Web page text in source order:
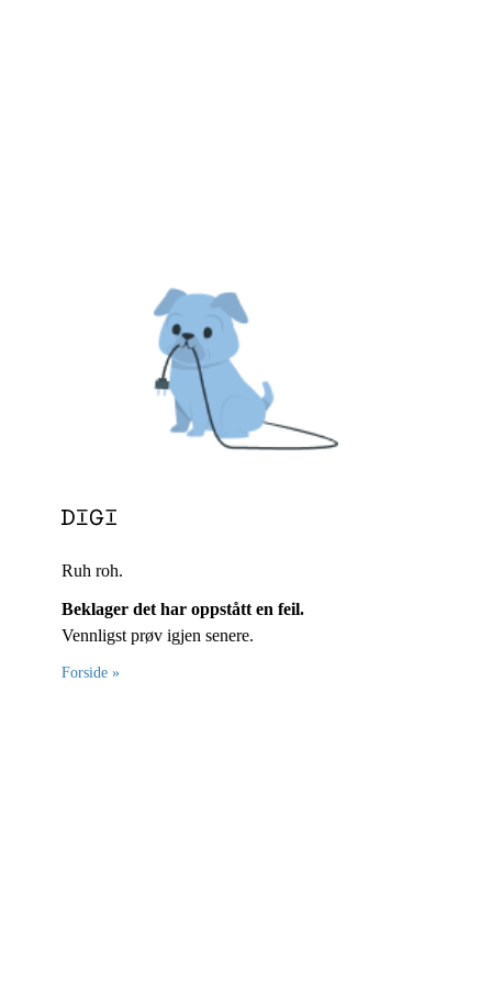
Ruh roh.
Beklager det har oppstått en feil.
Vennligst prøv igjen senere.
Forside »